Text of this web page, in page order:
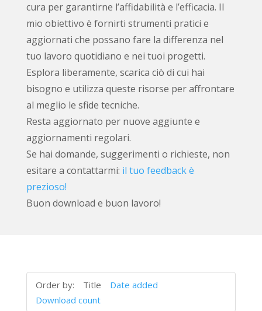
cura per garantirne l’affidabilità e l’efficacia. Il
mio obiettivo è fornirti strumenti pratici e
aggiornati che possano fare la differenza nel
tuo lavoro quotidiano e nei tuoi progetti.
Esplora liberamente, scarica ciò di cui hai
bisogno e utilizza queste risorse per affrontare
al meglio le sfide tecniche.
Resta aggiornato per nuove aggiunte e
aggiornamenti regolari.
Se hai domande, suggerimenti o richieste, non
esitare a contattarmi: il tuo feedback è
prezioso!
Buon download e buon lavoro!
Order by: Title
Date added
Download count